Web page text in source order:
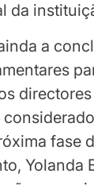
da
a
fase
Yolanda